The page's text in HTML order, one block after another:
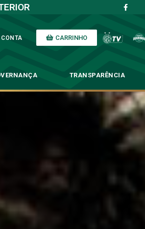
CARRINHO
TRANSPARÊNCIA
vitória”, Lucas